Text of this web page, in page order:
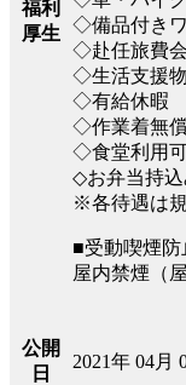
福利
厚生
◇備品付き
◇赴任旅費
◇生活支援
◇有給休暇
◇作業着無
◇食堂利用
◇お弁当持
※各待遇は
■受動喫煙防
屋内禁煙（
公開
日
2021年 04月